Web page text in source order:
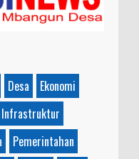
Desa
Ekonomi
Infrastruktur
Pemerintahan